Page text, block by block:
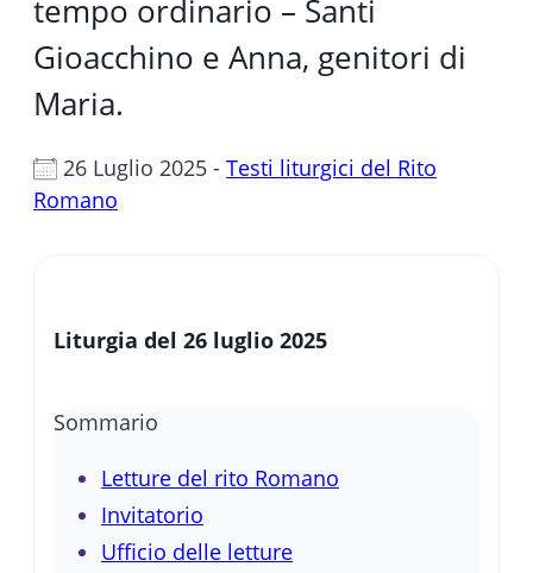
tempo ordinario – Santi
Gioacchino e Anna, genitori di
Maria.
26 Luglio 2025 - Testi liturgici del Rito
Romano
Liturgia del 26 luglio 2025
Sommario
Letture del rito Romano
Invitatorio
Ufficio delle letture